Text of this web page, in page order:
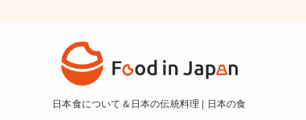
日本食について＆日本の伝統料理 | 日本の食